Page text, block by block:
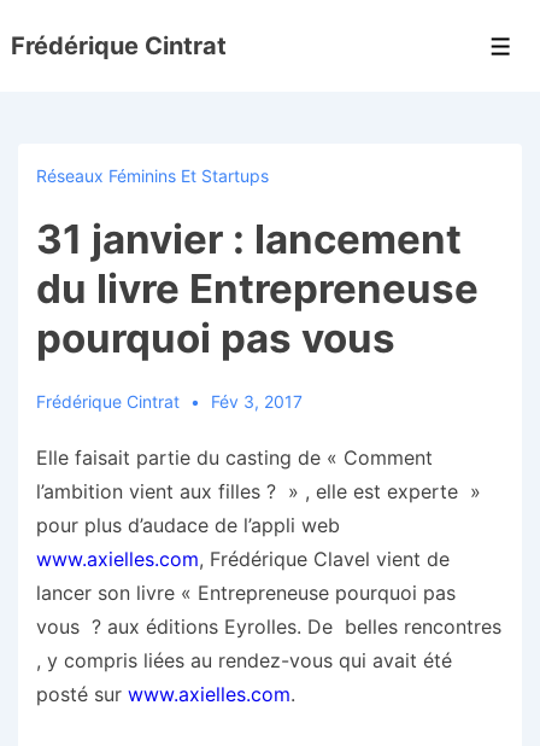
passer
Frédérique Cintrat
Réseaux Féminins Et Startups
31 janvier : lancement
du livre Entrepreneuse
pourquoi pas vous
Frédérique Cintrat Fév 3, 2017
Elle faisait partie du casting de « Comment
l’ambition vient aux filles ? » , elle est experte »
pour plus d’audace de l’appli web
www.axielles.com, Frédérique Clavel vient de
lancer son livre « Entrepreneuse pourquoi pas
vous ? aux éditions Eyrolles. De belles rencontres
, y compris liées au rendez-vous qui avait été
posté sur www.axielles.com.